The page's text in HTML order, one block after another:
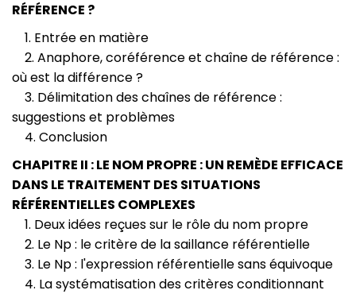
RÉFÉRENCE ?
1. Entrée en matière
2. Anaphore, coréférence et chaîne de référence :
où est la différence ?
3. Délimitation des chaînes de référence :
suggestions et problèmes
4. Conclusion
CHAPITRE II : LE NOM PROPRE : UN REMÈDE EFFICACE
DANS LE TRAITEMENT DES SITUATIONS
RÉFÉRENTIELLES COMPLEXES
1. Deux idées reçues sur le rôle du nom propre
2. Le Np : le critère de la saillance référentielle
3. Le Np : l'expression référentielle sans équivoque
4. La systématisation des critères conditionnant